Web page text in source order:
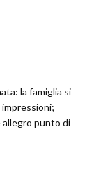
la famiglia si
punto di